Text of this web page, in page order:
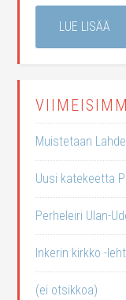
LUE LISÄÄ
Muistetaan
Uusi katekeetta
Perheleiri Ulan-
Inkerin kirkko -
(ei otsikkoa)